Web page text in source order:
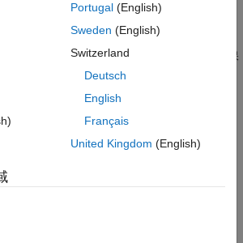
アクティビティを追跡する
点の保存
特定の時点におけるチャートのステートを保
高速化する
は C++ コードを生成する
Portugal(English)
Sweden (English)
Switzerland
Deutsch
English
Français
United Kingdom (English)